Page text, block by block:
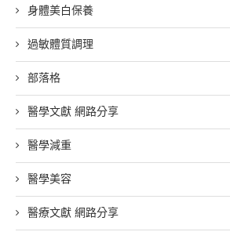
身體美白保養
過敏體質調理
部落格
醫學文獻 網路分享
醫學減重
醫學美容
醫療文獻 網路分享